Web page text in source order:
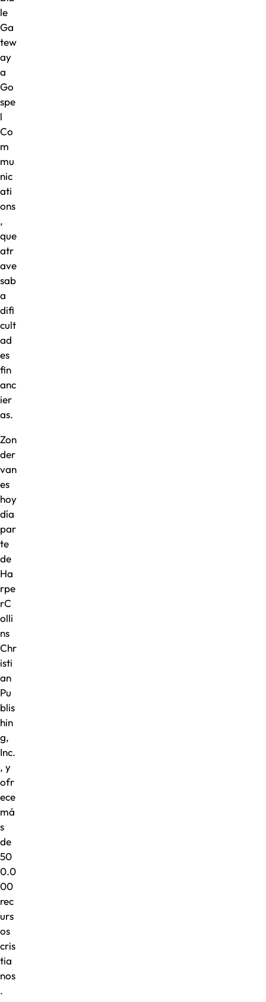
le
Ga
tew
ay
a
Go
spe
l
Co
m
mu
nic
ati
ons
,
que
atr
ave
sab
a
difi
cult
ad
es
fin
anc
ier
as.
Zon
der
van
es
hoy
día
par
te
de
Ha
rpe
rC
olli
ns
Chr
isti
an
Pu
blis
hin
g,
Inc.
, y
ofr
ece
má
s
de
50
0.0
00
rec
urs
os
cris
tia
nos
.